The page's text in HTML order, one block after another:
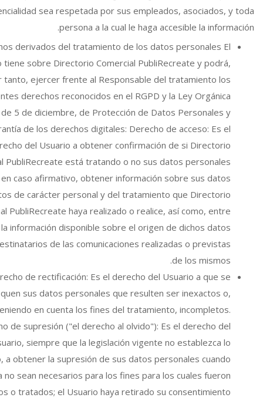
sea respetada por sus empleados, asociados, y toda
persona a la cual le haga accesible la información.
derivados del tratamiento de los datos personales El
tiene sobre Directorio Comercial PubliRecreate y podrá,
tanto, ejercer frente al Responsable del tratamiento los
derechos reconocidos en el RGPD y la Ley Orgánica
5 de diciembre, de Protección de Datos Personales y
de los derechos digitales: Derecho de acceso: Es el
del Usuario a obtener confirmación de si Directorio
PubliRecreate está tratando o no sus datos personales
caso afirmativo, obtener información sobre sus datos
de carácter personal y del tratamiento que Directorio
PubliRecreate haya realizado o realice, así como, entre
información disponible sobre el origen de dichos datos
de las comunicaciones realizadas o previstas
de los mismos.
de rectificación: Es el derecho del Usuario a que se
sus datos personales que resulten ser inexactos o,
en cuenta los fines del tratamiento, incompletos.
de supresión ("el derecho al olvido"): Es el derecho del
siempre que la legislación vigente no establezca lo
a obtener la supresión de sus datos personales cuando
no sean necesarios para los fines para los cuales fueron
o tratados; el Usuario haya retirado su consentimiento